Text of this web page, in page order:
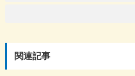
関連記事